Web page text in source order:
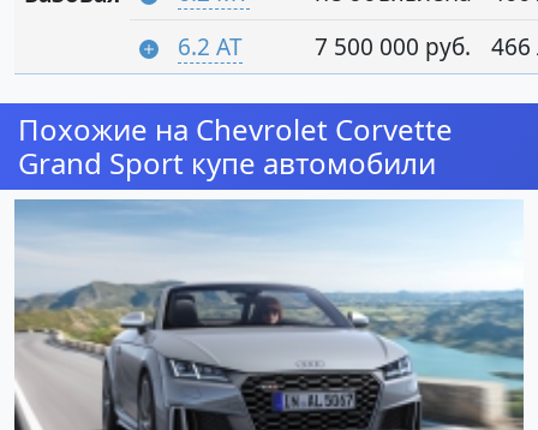
6.2 AT
7 500 000 руб. 466
Похожие на Chevrolet Corvette
Grand Sport купе автомобили